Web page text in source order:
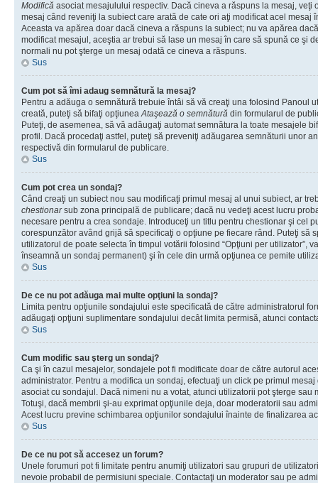
Modifică asociat mesajulului respectiv. Dacă cineva a răspuns la mesaj, veţi
mesaj când reveniţi la subiect care arată de cate ori aţi modificat acel mesaj
Aceasta va apărea doar dacă cineva a răspuns la subiect; nu va apărea
modificat mesajul, aceştia ar trebui să lase un mesaj în care să spună ce şi
normali nu pot şterge un mesaj odată ce cineva a răspuns.
Sus
Cum pot să îmi adaug semnătură la mesaj?
Pentru a adăuga o semnătură trebuie întâi să vă creaţi una folosind Panoul
creată, puteţi să bifaţi opţiuneaAtaşează o semnătură din formularul de
Puteţi, de asemenea, să vă adăugaţi automat semnătura la toate mesajele
profil. Dacă procedaţi astfel, puteţi să preveniţi adăugarea semnăturii unor
respectivă din formularul de publicare.
Sus
Cum pot crea un sondaj?
Când creaţi un subiect nou sau modificaţi primul mesaj al unui subiect, ar
chestionarsub zona principală de publicare; dacă nu vedeţi acest lucru
necesare pentru a crea sondaje. Introduceţi un titlu pentru chestionar şi cel
corespunzător având grijă să specificaţi o opţiune pe fiecare rând. Puteţi să
utilizatorul de poate selecta în timpul votării folosind “Opţiuni per utilizator”,
înseamnă un sondaj permanent) şi în cele din urmă opţiunea ce pemite
Sus
De ce nu pot adăuga mai multe opţiuni la sondaj?
Limita pentru opţiunile sondajului este specificată de către administratorul
adăugaţi opţiuni suplimentare sondajului decât limita permisă, atunci
Sus
Cum modific sau şterg un sondaj?
Ca şi în cazul mesajelor, sondajele pot fi modificate doar de către autorul
administrator. Pentru a modifica un sondaj, efectuaţi un click pe primul
asociat cu sondajul. Dacă nimeni nu a votat, atunci utilizatorii pot şterge
Totuşi, dacă membrii şi-au exprimat opţiunile deja, doar moderatorii sau
Acest lucru previne schimbarea opţiunilor sondajului înainte de finalizarea
Sus
De ce nu pot să accesez un forum?
Unele forumuri pot fi limitate pentru anumiţi utilizatori sau grupuri de
nevoie probabil de permisiuni speciale. Contactaţi un moderator sau pe